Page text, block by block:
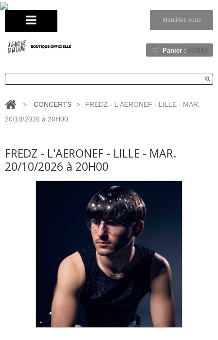
Identifiez-vous
Panier : (vide)
> CONCERTS >
FREDZ - L'AERONEF - LILLE - MAR.
20/10/2026 à 20H00
FREDZ - L'AERONEF - LILLE - MAR.
20/10/2026 à 20H00